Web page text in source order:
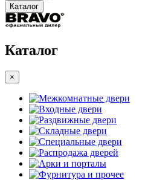
Каталог
Каталог
×
Межкомнатные двери
Входные двери
Раздвижные двери
Складные двери
Специальные двери
Распродажа дверей
Арки и порталы
Фурнитура и прочее